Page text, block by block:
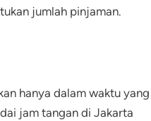
jumlah pinjaman.
hanya dalam waktu yang
jam tangan di Jakarta